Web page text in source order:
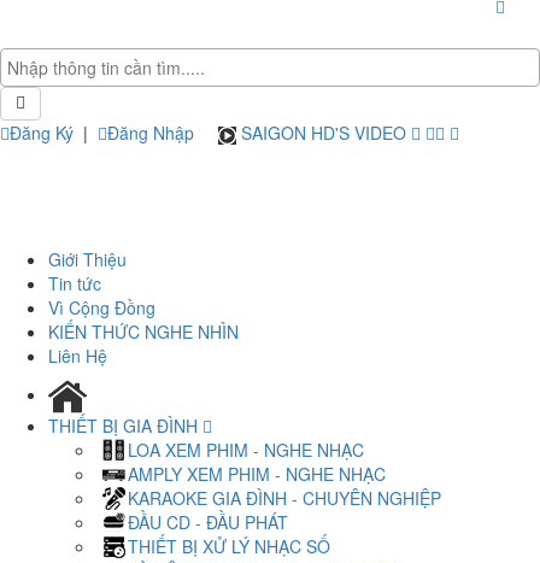
Đăng Ký | Đăng Nhập SAIGON HD'S VIDEO
Giới Thiệu
Tin tức
Vì Cộng Đồng
KIẾN THỨC NGHE NHÌN
Liên Hệ
THIẾT BỊ GIA ĐÌNH
LOA XEM PHIM - NGHE NHẠC
AMPLY XEM PHIM - NGHE NHẠC
KARAOKE GIA ĐÌNH - CHUYÊN NGHIỆP
ĐẦU CD - ĐẦU PHÁT
THIẾT BỊ XỬ LÝ NHẠC SỐ